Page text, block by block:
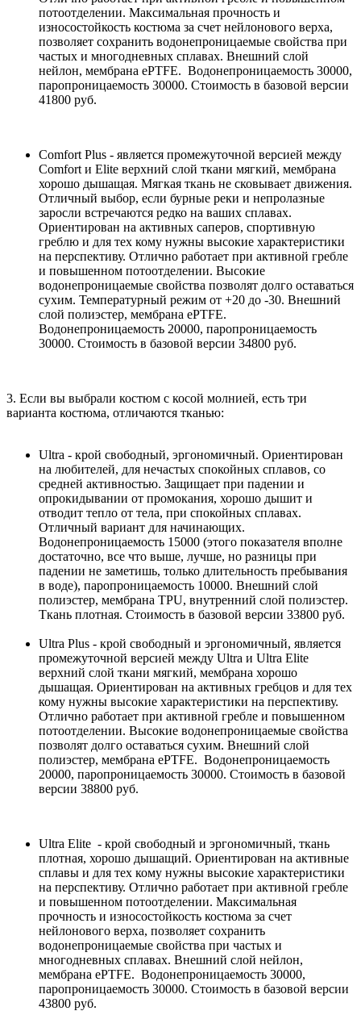
потоотделении. Максимальная прочность и
износостойкость костюма за счет нейлонового верха,
позволяет сохранить водонепроницаемые свойства при
частых и многодневных сплавах. Внешний слой
нейлон, мембрана ePTFE. Водонепроницаемость 30000,
паропроницаемость 30000. Стоимость в базовой версии
41800 руб.
Comfort Plus - является промежуточной версией между
Comfort и Elite верхний слой ткани мягкий, мембрана
хорошо дышащая. Мягкая ткань не сковывает движения.
Отличный выбор, если бурные реки и непролазные
заросли встречаются редко на ваших сплавах.
Ориентирован на активных саперов, спортивную
греблю и для тех кому нужны высокие характеристики
на перспективу. Отлично работает при активной гребле
и повышенном потоотделении. Высокие
водонепроницаемые свойства позволят долго оставаться
сухим. Температурный режим от +20 до -30. Внешний
слой полиэстер, мембрана ePTFE.
Водонепроницаемость 20000, паропроницаемость
30000. Стоимость в базовой версии 34800 руб.
3. Если вы выбрали костюм с косой молнией, есть три
варианта костюма, отличаются тканью:
Ultra - крой свободный, эргономичный. Ориентирован
на любителей, для нечастых спокойных сплавов, со
средней активностью. Защищает при падении и
опрокидывании от промокания, хорошо дышит и
отводит тепло от тела, при спокойных сплавах.
Отличный вариант для начинающих.
Водонепроницаемость 15000 (этого показателя вполне
достаточно, все что выше, лучше, но разницы при
падении не заметишь, только длительность пребывания
в воде), паропроницаемость 10000. Внешний слой
полиэстер, мембрана TPU, внутренний слой полиэстер.
Ткань плотная. Стоимость в базовой версии 33800 руб.
Ultra Plus - крой свободный и эргономичный, является
промежуточной версией между Ultra и Ultra Elite
верхний слой ткани мягкий, мембрана хорошо
дышащая. Ориентирован на активных гребцов и для тех
кому нужны высокие характеристики на перспективу.
Отлично работает при активной гребле и повышенном
потоотделении. Высокие водонепроницаемые свойства
позволят долго оставаться сухим. Внешний слой
полиэстер, мембрана ePTFE. Водонепроницаемость
20000, паропроницаемость 30000. Стоимость в базовой
версии 38800 руб.
Ultra Elite - крой свободный и эргономичный, ткань
плотная, хорошо дышащий. Ориентирован на активные
сплавы и для тех кому нужны высокие характеристики
на перспективу. Отлично работает при активной гребле
и повышенном потоотделении. Максимальная
прочность и износостойкость костюма за счет
нейлонового верха, позволяет сохранить
водонепроницаемые свойства при частых и
многодневных сплавах. Внешний слой нейлон,
мембрана ePTFE. Водонепроницаемость 30000,
паропроницаемость 30000. Стоимость в базовой версии
43800 руб.